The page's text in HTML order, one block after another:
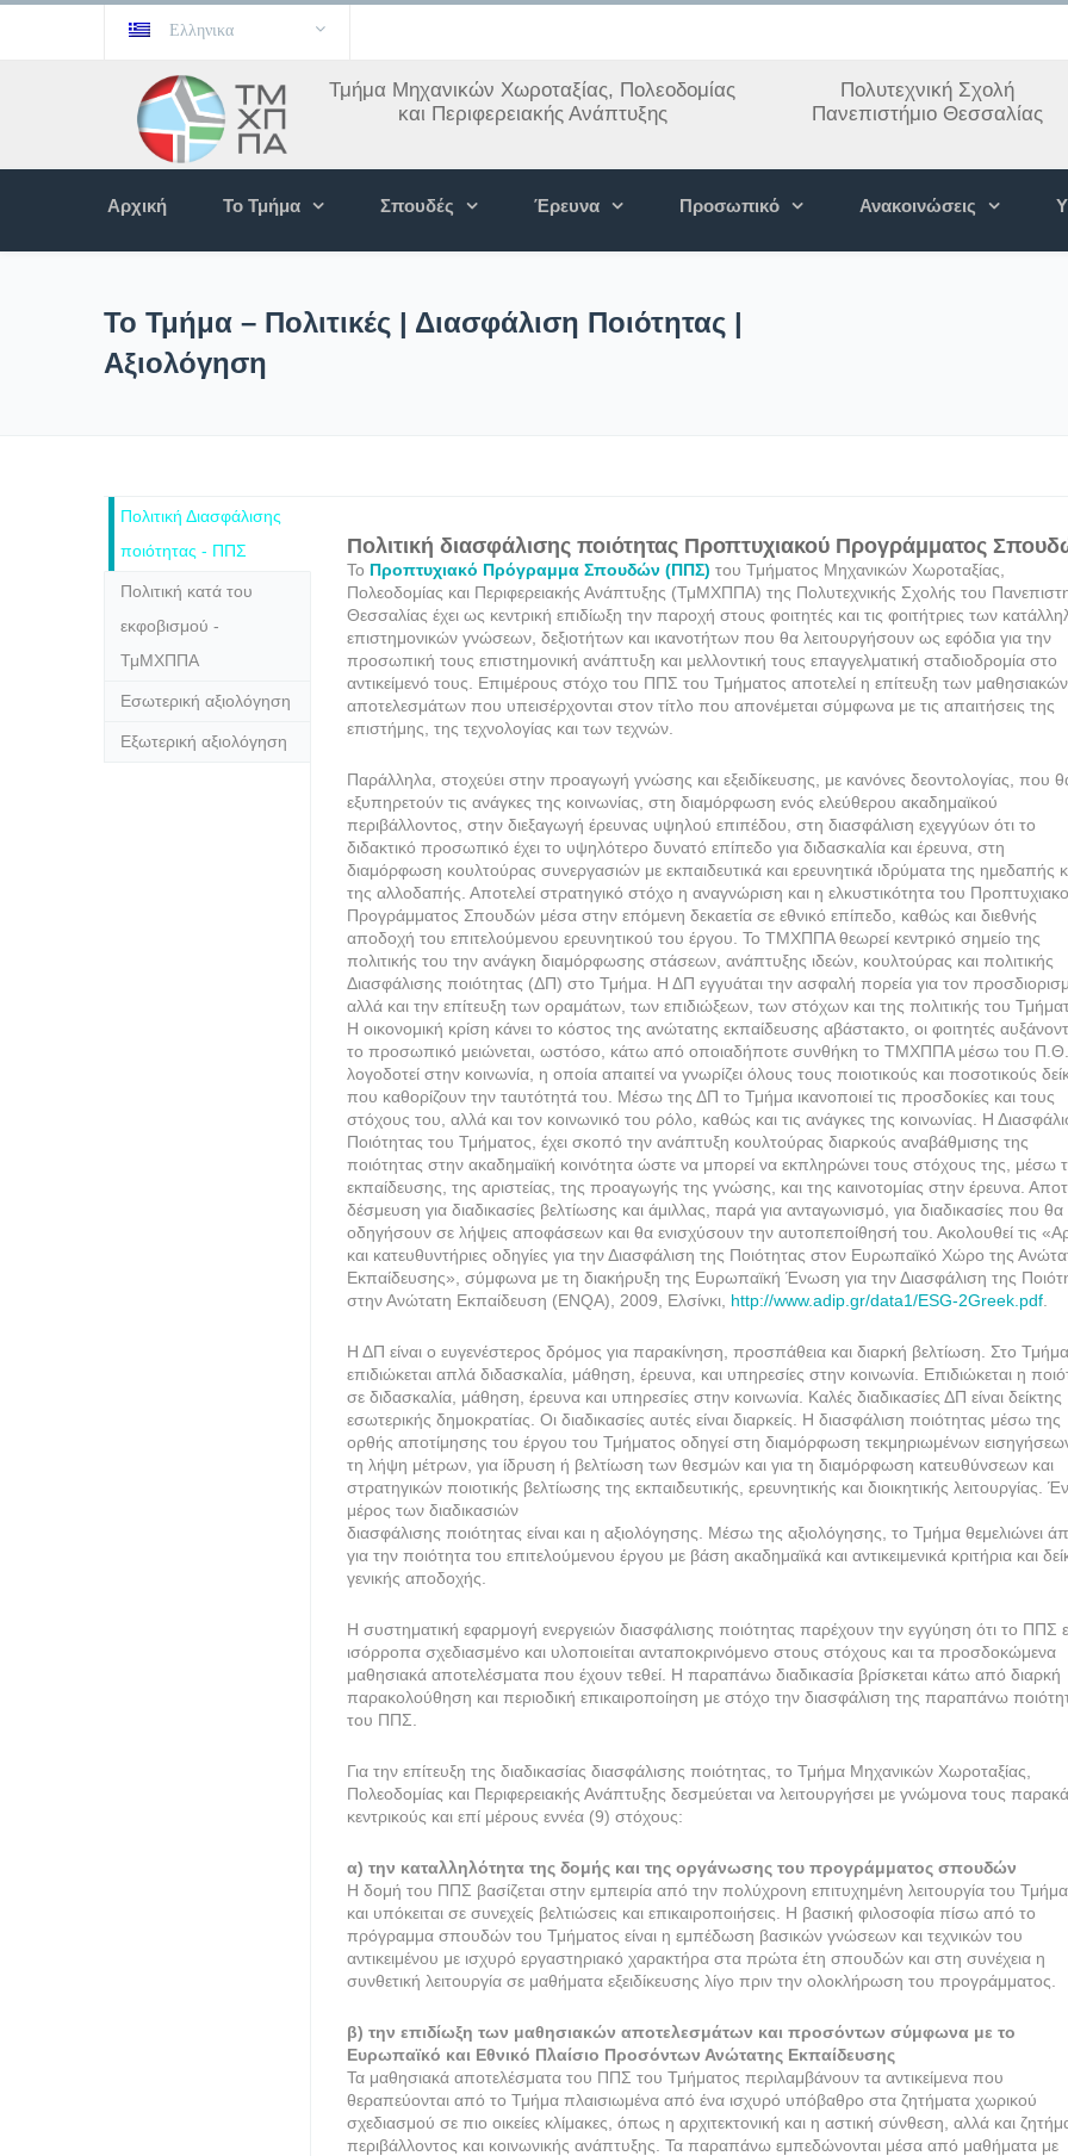
Ελληνικα
Τμήμα Μηχανικών Χωροταξίας, Πολεοδομίας
και Περιφερειακής Ανάπτυξης
Πολυτεχνική Σχολή
Πανεπιστήμιο Θεσσαλίας
Αρχική Το Τμήμα Σπουδές Έρευνα Προσωπικό Ανακοινώσεις
Το Τμήμα – Πολιτικές | Διασφάλιση Ποιότητας |
Αξιολόγηση
Πολιτική Διασφάλισης
ποιότητας - ΠΠΣ
Πολιτική κατά του
εκφοβισμού -
ΤμΜΧΠΠΑ
Εσωτερική αξιολόγηση
Εξωτερική αξιολόγηση
Πολιτική διασφάλισης ποιότητας Προπτυχιακού Προγράμματος
Το Προπτυχιακό Πρόγραμμα Σπουδών (ΠΠΣ) του Τμήματος Μηχανικών Χωροταξίας,
Πολεοδομίας και Περιφερειακής Ανάπτυξης (ΤμΜΧΠΠΑ) της Πολυτεχνικής Σχολής του
Θεσσαλίας έχει ως κεντρική επιδίωξη την παροχή στους φοιτητές και τις φοιτήτριες των
επιστημονικών γνώσεων, δεξιοτήτων και ικανοτήτων που θα λειτουργήσουν ως εφόδια για την
προσωπική τους επιστημονική ανάπτυξη και μελλοντική τους επαγγελματική σταδιοδρομία στο
αντικείμενό τους. Επιμέρους στόχο του ΠΠΣ του Τμήματος αποτελεί η επίτευξη των μαθησιακών
αποτελεσμάτων που υπεισέρχονται στον τίτλο που απονέμεται σύμφωνα με τις απαιτήσεις της
επιστήμης, της τεχνολογίας και των τεχνών.
Παράλληλα, στοχεύει στην προαγωγή γνώσης και εξειδίκευσης, με κανόνες δεοντολογίας, που
εξυπηρετούν τις ανάγκες της κοινωνίας, στη διαμόρφωση ενός ελεύθερου ακαδημαϊκού
περιβάλλοντος, στην διεξαγωγή έρευνας υψηλού επιπέδου, στη διασφάλιση εχεγγύων ότι το
διδακτικό προσωπικό έχει το υψηλότερο δυνατό επίπεδο για διδασκαλία και έρευνα, στη
διαμόρφωση κουλτούρας συνεργασιών με εκπαιδευτικά και ερευνητικά ιδρύματα της ημεδαπής
της αλλοδαπής. Αποτελεί στρατηγικό στόχο η αναγνώριση και η ελκυστικότητα του
Προγράμματος Σπουδών μέσα στην επόμενη δεκαετία σε εθνικό επίπεδο, καθώς και διεθνής
αποδοχή του επιτελούμενου ερευνητικού του έργου. Το ΤΜΧΠΠΑ θεωρεί κεντρικό σημείο της
πολιτικής του την ανάγκη διαμόρφωσης στάσεων, ανάπτυξης ιδεών, κουλτούρας και πολιτικής
Διασφάλισης ποιότητας (ΔΠ) στο Τμήμα. Η ΔΠ εγγυάται την ασφαλή πορεία για τον
αλλά και την επίτευξη των οραμάτων, των επιδιώξεων, των στόχων και της πολιτικής του
Η οικονομική κρίση κάνει το κόστος της ανώτατης εκπαίδευσης αβάστακτο, οι φοιτητές
το προσωπικό μειώνεται, ωστόσο, κάτω από οποιαδήποτε συνθήκη το ΤΜΧΠΠΑ μέσω του Π.Θ.
λογοδοτεί στην κοινωνία, η οποία απαιτεί να γνωρίζει όλους τους ποιοτικούς και ποσοτικούς
που καθορίζουν την ταυτότητά του. Μέσω της ΔΠ το Τμήμα ικανοποιεί τις προσδοκίες και τους
στόχους του, αλλά και τον κοινωνικό του ρόλο, καθώς και τις ανάγκες της κοινωνίας. Η
Ποιότητας του Τμήματος, έχει σκοπό την ανάπτυξη κουλτούρας διαρκούς αναβάθμισης της
ποιότητας στην ακαδημαϊκή κοινότητα ώστε να μπορεί να εκπληρώνει τους στόχους της, μέσω
εκπαίδευσης, της αριστείας, της προαγωγής της γνώσης, και της καινοτομίας στην έρευνα.
δέσμευση για διαδικασίες βελτίωσης και άμιλλας, παρά για ανταγωνισμό, για διαδικασίες που θα
οδηγήσουν σε λήψεις αποφάσεων και θα ενισχύσουν την αυτοπεποίθησή του. Ακολουθεί τις
και κατευθυντήριες οδηγίες για την Διασφάλιση της Ποιότητας στον Ευρωπαϊκό Χώρο της
Εκπαίδευσης», σύμφωνα με τη διακήρυξη της Ευρωπαϊκή Ένωση για την Διασφάλιση της
στην Ανώτατη Εκπαίδευση (ENQA), 2009, Ελσίνκι, http://www.adip.gr/data1/ESG-2Greek.pdf
Η ΔΠ είναι ο ευγενέστερος δρόμος για παρακίνηση, προσπάθεια και διαρκή βελτίωση. Στο
επιδιώκεται απλά διδασκαλία, μάθηση, έρευνα, και υπηρεσίες στην κοινωνία. Επιδιώκεται η
σε διδασκαλία, μάθηση, έρευνα και υπηρεσίες στην κοινωνία. Καλές διαδικασίες ΔΠ είναι δείκτης
εσωτερικής δημοκρατίας. Οι διαδικασίες αυτές είναι διαρκείς. Η διασφάλιση ποιότητας μέσω της
ορθής αποτίμησης του έργου του Τμήματος οδηγεί στη διαμόρφωση τεκμηριωμένων
τη λήψη μέτρων, για ίδρυση ή βελτίωση των θεσμών και για τη διαμόρφωση κατευθύνσεων και
στρατηγικών ποιοτικής βελτίωσης της εκπαιδευτικής, ερευνητικής και διοικητικής λειτουργίας.
μέρος των διαδικασιών
διασφάλισης ποιότητας είναι και η αξιολόγησης. Μέσω της αξιολόγησης, το Τμήμα θεμελιώνει
για την ποιότητα του επιτελούμενου έργου με βάση ακαδημαϊκά και αντικειμενικά κριτήρια και
γενικής αποδοχής.
Η συστηματική εφαρμογή ενεργειών διασφάλισης ποιότητας παρέχουν την εγγύηση ότι το ΠΠΣ
ισόρροπα σχεδιασμένο και υλοποιείται ανταποκρινόμενο στους στόχους και τα προσδοκώμενα
μαθησιακά αποτελέσματα που έχουν τεθεί. Η παραπάνω διαδικασία βρίσκεται κάτω από διαρκή
παρακολούθηση και περιοδική επικαιροποίηση με στόχο την διασφάλιση της παραπάνω
του ΠΠΣ.
Για την επίτευξη της διαδικασίας διασφάλισης ποιότητας, το Τμήμα Μηχανικών Χωροταξίας,
Πολεοδομίας και Περιφερειακής Ανάπτυξης δεσμεύεται να λειτουργήσει με γνώμονα τους
κεντρικούς και επί μέρους εννέα (9) στόχους:
α) την καταλληλότητα της δομής και της οργάνωσης του προγράμματος σπουδών
Η δομή του ΠΠΣ βασίζεται στην εμπειρία από την πολύχρονη επιτυχημένη λειτουργία του
και υπόκειται σε συνεχείς βελτιώσεις και επικαιροποιήσεις. Η βασική φιλοσοφία πίσω από το
πρόγραμμα σπουδών του Τμήματος είναι η εμπέδωση βασικών γνώσεων και τεχνικών του
αντικειμένου με ισχυρό εργαστηριακό χαρακτήρα στα πρώτα έτη σπουδών και στη συνέχεια η
συνθετική λειτουργία σε μαθήματα εξειδίκευσης λίγο πριν την ολοκλήρωση του προγράμματος.
β) την επιδίωξη των μαθησιακών αποτελεσμάτων και προσόντων σύμφωνα με το
Ευρωπαϊκό και Εθνικό Πλαίσιο Προσόντων Ανώτατης Εκπαίδευσης
Τα μαθησιακά αποτελέσματα του ΠΠΣ του Τμήματος περιλαμβάνουν τα αντικείμενα που
θεραπεύονται από το Τμήμα πλαισιωμένα από ένα ισχυρό υπόβαθρο στα ζητήματα χωρικού
σχεδιασμού σε πιο οικείες κλίμακες, όπως η αρχιτεκτονική και η αστική σύνθεση, αλλά και
περιβάλλοντος και κοινωνικής ανάπτυξης. Τα παραπάνω εμπεδώνονται μέσα από μαθήματα με